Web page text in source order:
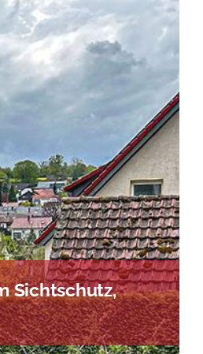
Sichtschutz,